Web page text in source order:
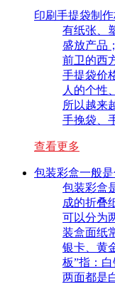
印刷手提袋制
有纸张、
盛放产品
前卫的西
手提袋价
人的个性
所以越来
手挽袋、
查看更多
包装彩盒一般
包装彩盒
成的折叠
可以分为
装盒面纸
银卡、黄
板”指：
两面都是